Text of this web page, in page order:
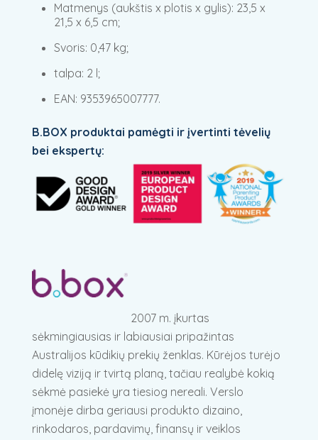
Matmenys (aukštis x plotis x gylis): 23,5 x
21,5 x 6,5 cm;
Svoris: 0,47 kg;
talpa: 2 l;
EAN: 9353965007777.
B.BOX produktai pamėgti ir įvertinti tėvelių
bei ekspertų:
2007 m. įkurtas
sėkmingiausias ir labiausiai pripažintas
Australijos kūdikių prekių ženklas. Kūrėjos turėjo
didelę viziją ir tvirtą planą, tačiau realybė kokią
sėkmė pasiekė yra tiesiog nereali. Verslo
įmonėje dirba geriausi produkto dizaino,
rinkodaros, pardavimų, finansų ir veiklos